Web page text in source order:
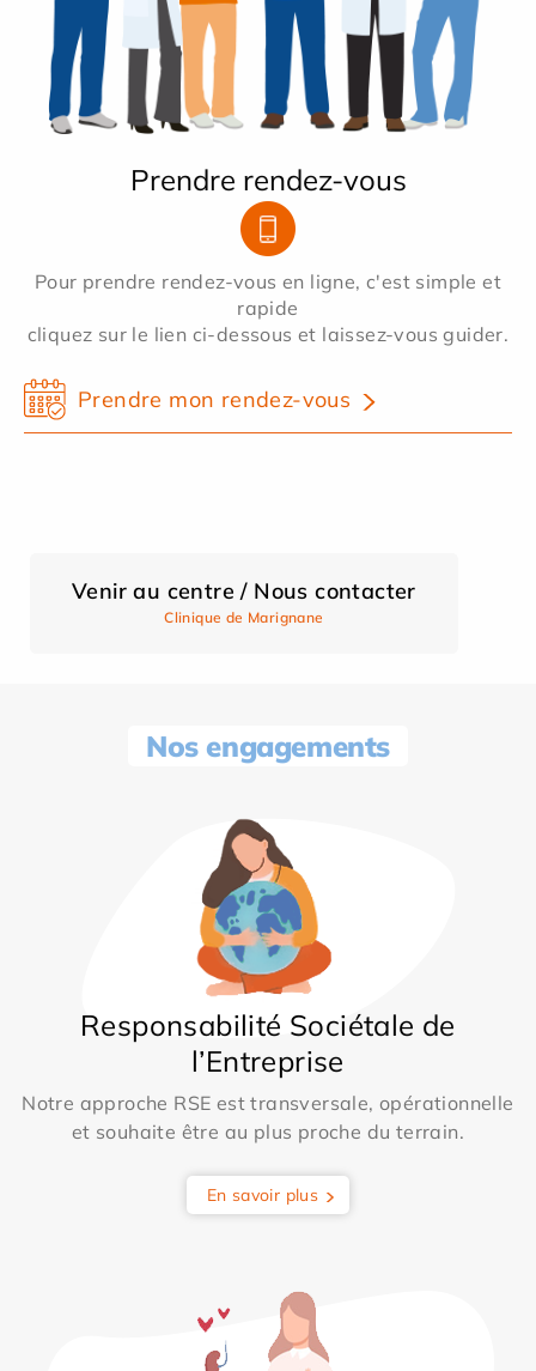
Prendre rendez-vous
Pour prendre rendez-vous en ligne, c'est simple et
rapide
cliquez sur le lien ci-dessous et laissez-vous guider.
Prendre mon rendez-vous
Venir au centre / Nous contacter
Clinique de Marignane
Nos engagements
Responsabilité Sociétale de
l’Entreprise
Notre approche RSE est transversale, opérationnelle
et souhaite être au plus proche du terrain.
En savoir plus